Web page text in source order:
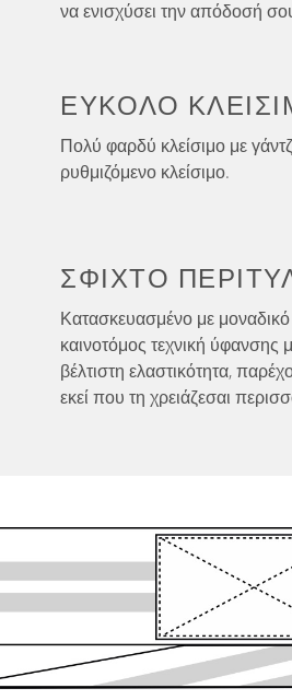
να ενισχύσει την απόδοσή
ΕΎΚΟΛΟ
Πολύ φαρδύ κλείσιμο με
ρυθμιζόμενο κλείσιμο.
ΣΦΙΧΤΌ
Κατασκευασμένο με
καινοτόμος τεχνική ύφανσης
βέλτιστη ελαστικότητα,
εκεί που τη χρειάζεσαι